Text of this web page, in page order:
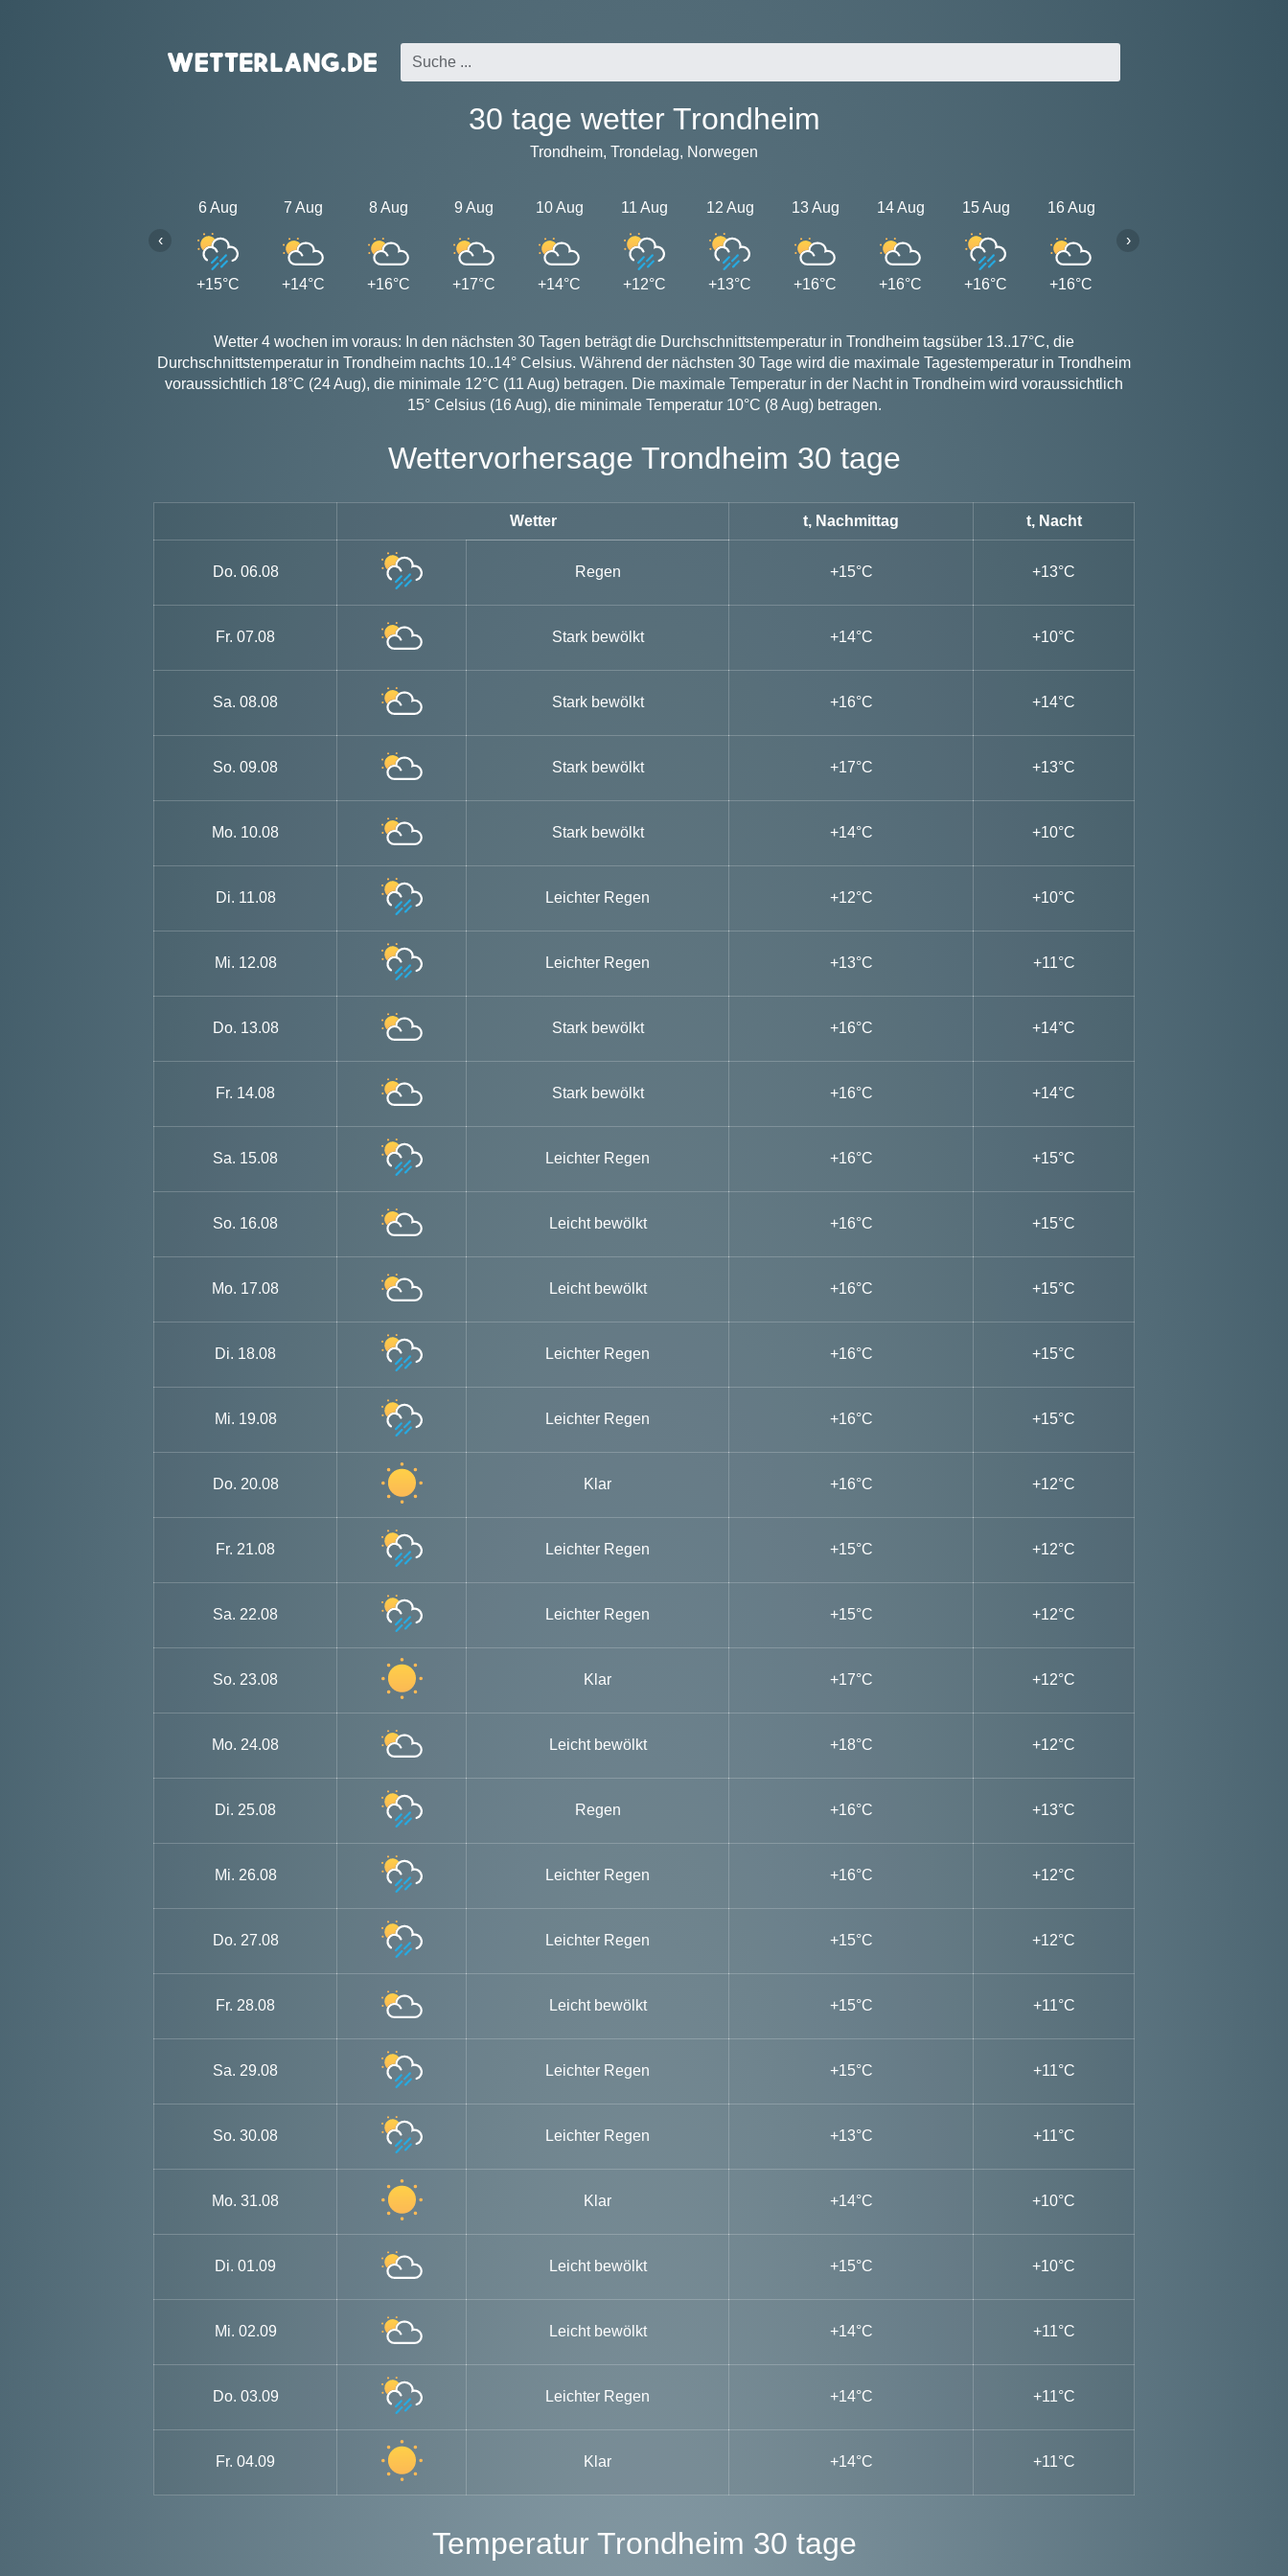
30 tage wetter Trondheim
Trondheim, Trondelag, Norwegen
6 Aug
+15°C
7 Aug
+14°C
8 Aug
+16°C
9 Aug
+17°C
10 Aug
+14°C
11 Aug
+12°C
12 Aug
+13°C
13 Aug
+16°C
14 Aug
+16°C
15 Aug
+16°C
16 Aug
+16°C
‹ ›
Wetter 4 wochen im voraus: In den nächsten 30 Tagen beträgt die Durchschnittstemperatur in Trondheim tagsüber 13..17°C, die
Durchschnittstemperatur in Trondheim nachts 10..14° Celsius. Während der nächsten 30 Tage wird die maximale Tagestemperatur in Trondheim
voraussichtlich 18°C (24 Aug), die minimale 12°C (11 Aug) betragen. Die maximale Temperatur in der Nacht in Trondheim wird voraussichtlich
15° Celsius (16 Aug), die minimale Temperatur 10°C (8 Aug) betragen.
Wettervorhersage Trondheim 30 tage
Wetter t, Nachmittag t, Nacht
Do. 06.08 Regen +15°C +13°C
Fr. 07.08 Stark bewölkt +14°C +10°C
Sa. 08.08 Stark bewölkt +16°C +14°C
So. 09.08 Stark bewölkt +17°C +13°C
Mo. 10.08 Stark bewölkt +14°C +10°C
Di. 11.08 Leichter Regen +12°C +10°C
Mi. 12.08 Leichter Regen +13°C +11°C
Do. 13.08 Stark bewölkt +16°C +14°C
Fr. 14.08 Stark bewölkt +16°C +14°C
Sa. 15.08 Leichter Regen +16°C +15°C
So. 16.08 Leicht bewölkt +16°C +15°C
Mo. 17.08 Leicht bewölkt +16°C +15°C
Di. 18.08 Leichter Regen +16°C +15°C
Mi. 19.08 Leichter Regen +16°C +15°C
Do. 20.08 Klar +16°C +12°C
Fr. 21.08 Leichter Regen +15°C +12°C
Sa. 22.08 Leichter Regen +15°C +12°C
So. 23.08 Klar +17°C +12°C
Mo. 24.08 Leicht bewölkt +18°C +12°C
Di. 25.08 Regen +16°C +13°C
Mi. 26.08 Leichter Regen +16°C +12°C
Do. 27.08 Leichter Regen +15°C +12°C
Fr. 28.08 Leicht bewölkt +15°C +11°C
Sa. 29.08 Leichter Regen +15°C +11°C
So. 30.08 Leichter Regen +13°C +11°C
Mo. 31.08 Klar +14°C +10°C
Di. 01.09 Leicht bewölkt +15°C +10°C
Mi. 02.09 Leicht bewölkt +14°C +11°C
Do. 03.09 Leichter Regen +14°C +11°C
Fr. 04.09 Klar +14°C +11°C
Temperatur Trondheim 30 tage